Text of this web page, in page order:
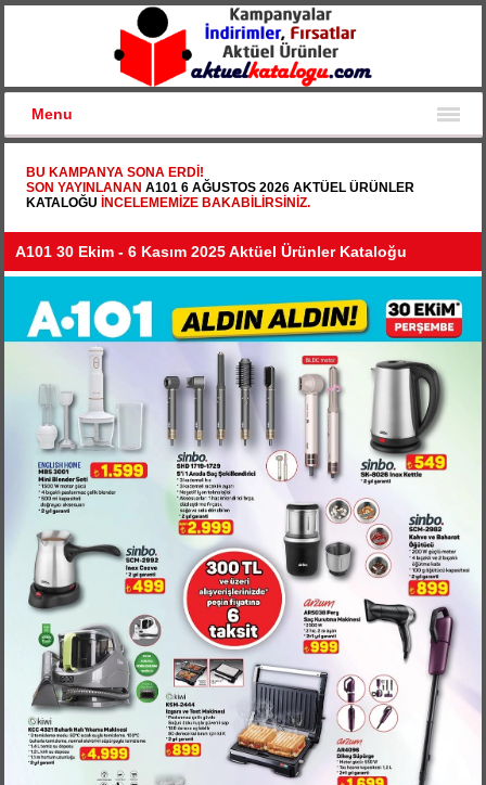
Menu
BU KAMPANYA SONA ERDI!
SON YAYINLANANA101 6 AĞUSTOS 2026 AKTÜEL ÜRÜNLER
KATALOĞU
INCELEMEMIZE BAKABILIRSINIZ.
A101 30 Ekim - 6 Kasım 2025 Aktüel Ürünler Kataloğu